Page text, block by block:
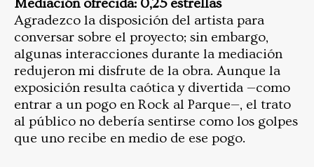
Mediación ofrecida: 0,25 estrellas
Agradezco la disposición del artista para
conversar sobre el proyecto; sin embargo,
algunas interacciones durante la mediación
redujeron mi disfrute de la obra. Aunque la
exposición resulta caótica y divertida —como
entrar a un pogo en Rock al Parque—, el trato
al público no debería sentirse como los golpes
que uno recibe en medio de ese pogo.